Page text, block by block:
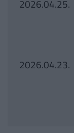
2026.04.25.
2026.04.23.